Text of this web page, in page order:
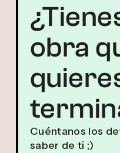
obra
Cuéntanos los
saber de ti ;)